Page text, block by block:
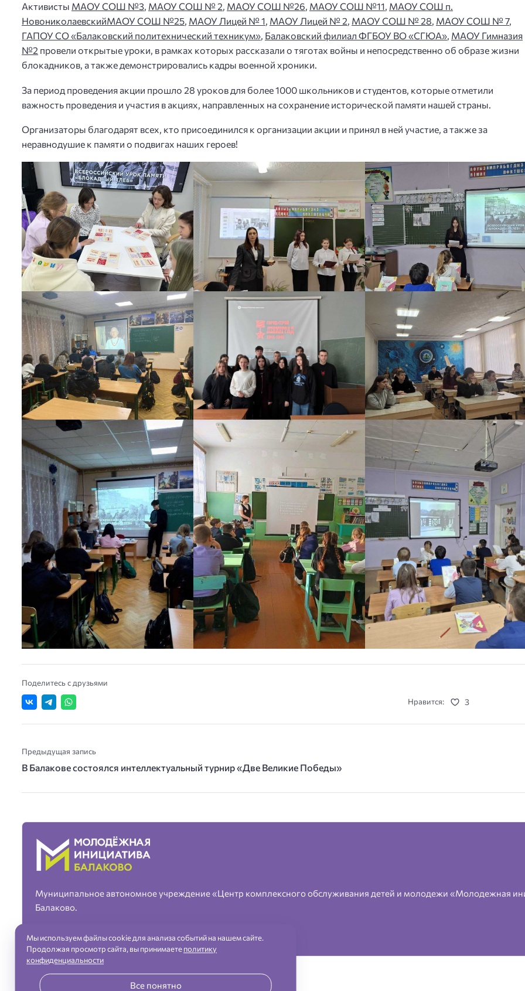
Активисты МАОУ СОШ №3, МАОУ СОШ № 2, МАОУ СОШ №26, МАОУ СОШ №11, МАОУ СОШ п.
НовониколаевскийМАОУ СОШ №25, МАОУ Лицей № 1, МАОУ Лицей № 2, МАОУ СОШ № 28, МАОУ СОШ № 7,
ГАПОУ СО «Балаковский политехнический техникум», Балаковский филиал ФГБОУ ВО «СГЮА», МАОУ Гимназия
№2 провели открытые уроки, в рамках которых рассказали о тяготах войны и непосредственно об образе жизни
блокадников, а также демонстрировались кадры военной хроники.
За период проведения акции прошло 28 уроков для более 1000 школьников и студентов, которые отметили
важность проведения и участия в акциях, направленных на сохранение исторической памяти нашей страны.
Организаторы благодарят всех, кто присоединился к организации акции и принял в ней участие, а также за
неравнодушие к памяти о подвигах наших героев!
Поделитесь с друзьями
Нравится: 3
Предыдущая запись
В Балакове состоялся интеллектуальный турнир «Две Великие Победы»
Муниципальное автономное учреждение «Центр комплексного обслуживания детей и молодежи «Молодежная
Балаково.
«Молодежная инициатива» город Балаково — официальный сайт ©
2026
Мы используем файлы cookie для анализа событий на нашем сайте.
Продолжая просмотр сайта, вы принимаетеполитику
конфиденциальности
Все понятно